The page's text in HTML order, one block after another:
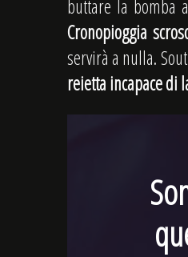
buttare la bomba
Cronopioggia
servirà a nulla.
reietta incapace di